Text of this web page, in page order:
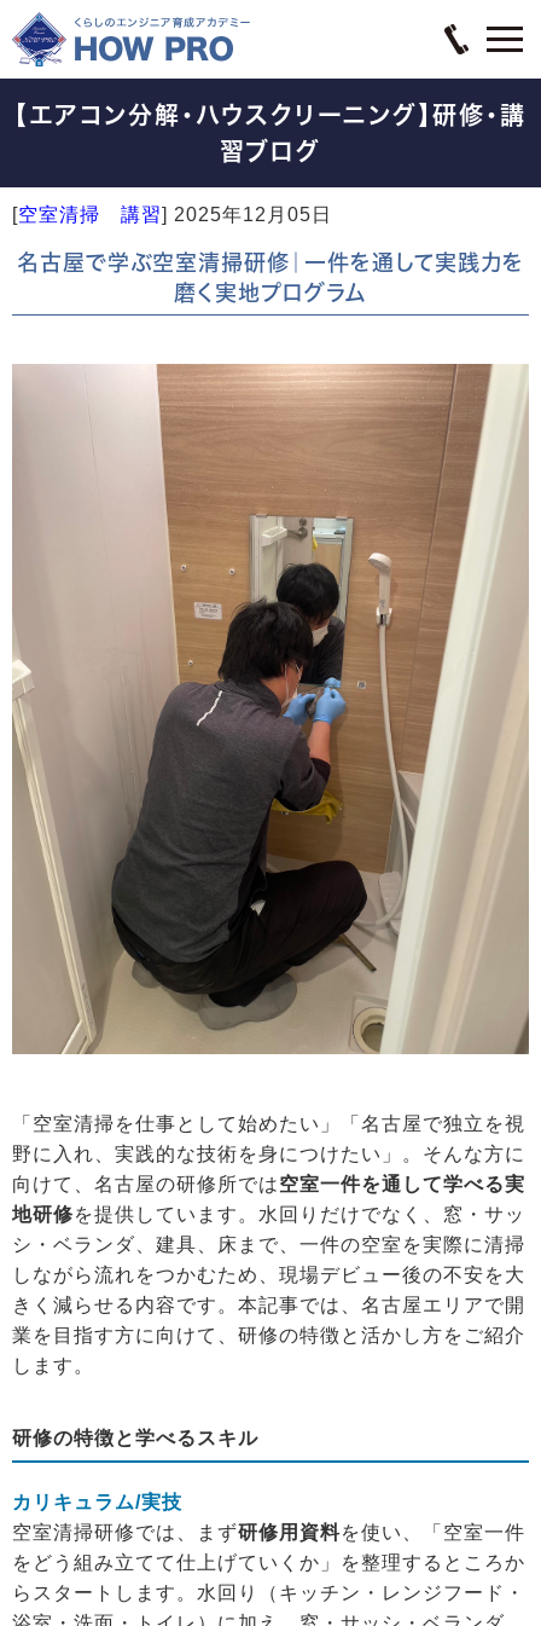
【エアコン分解・ハウスクリーニング】研修・講
習ブログ
[空室清掃 講習] 2025年12月05日
名古屋で学ぶ空室清掃研修｜一件を通して実践力を
磨く実地プログラム
「空室清掃を仕事として始めたい」「名古屋で独立を視
野に入れ、実践的な技術を身につけたい」。そんな方に
向けて、名古屋の研修所では空室一件を通して学べる実
地研修を提供しています。水回りだけでなく、窓・サッ
シ・ベランダ、建具、床まで、一件の空室を実際に清掃
しながら流れをつかむため、現場デビュー後の不安を大
きく減らせる内容です。本記事では、名古屋エリアで開
業を目指す方に向けて、研修の特徴と活かし方をご紹介
します。
研修の特徴と学べるスキル
カリキュラム/実技
空室清掃研修では、まず研修用資料を使い、「空室一件
をどう組み立てて仕上げていくか」を整理するところか
らスタートします。水回り（キッチン・レンジフード・